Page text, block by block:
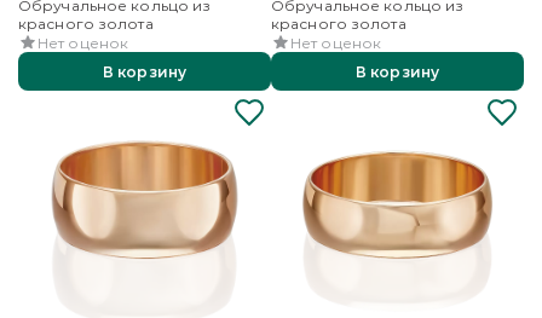
Обручальное кольцо из
красного золота
Нет оценок
В корзину
Обручальное кольцо из
красного золота
Нет оценок
В корзину